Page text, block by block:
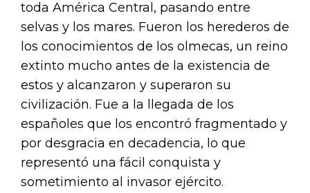
toda América Central, pasando entre
selvas y los mares. Fueron los herederos de
los conocimientos de los olmecas, un reino
extinto mucho antes de la existencia de
estos y alcanzaron y superaron su
civilización. Fue a la llegada de los
españoles que los encontró fragmentado y
por desgracia en decadencia, lo que
representó una fácil conquista y
sometimiento al invasor ejército.